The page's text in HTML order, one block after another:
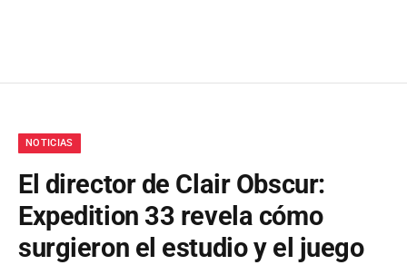
NOTICIAS
El director de Clair Obscur:
Expedition 33 revela cómo
surgieron el estudio y el juego